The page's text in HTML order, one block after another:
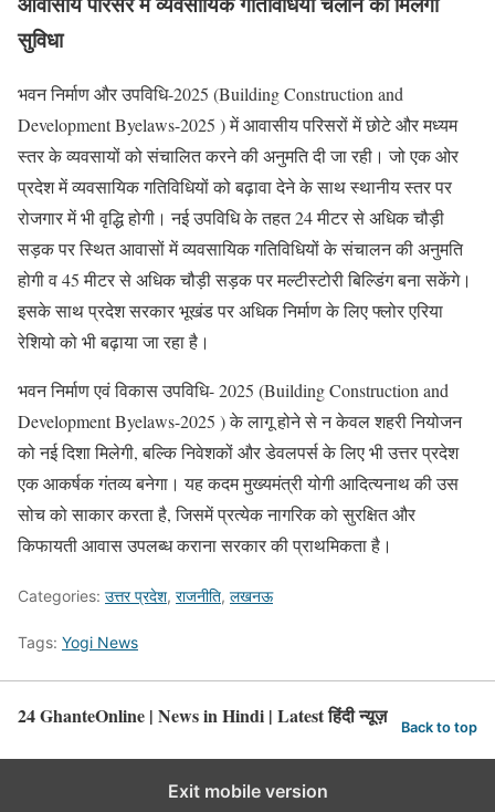
सुविधा
भवन निर्माण और उपविधि-2025 (Building Construction and
Development Byelaws-2025 ) में आवासीय परिसरों में छोटे और मध्यम
स्तर के व्यवसायों को संचालित करने की अनुमति दी जा रही। जो एक ओर
प्रदेश में व्यवसायिक गतिविधियों को बढ़ावा देने के साथ स्थानीय स्तर पर
रोजगार में भी वृद्धि होगी। नई उपविधि के तहत 24 मीटर से अधिक चौड़ी
सड़क पर स्थित आवासों में व्यवसायिक गतिविधियों के संचालन की अनुमति
होगी व 45 मीटर से अधिक चौड़ी सड़क पर मल्टीस्टोरी बिल्डिंग बना सकेंगे।
इसके साथ प्रदेश सरकार भूखंड पर अधिक निर्माण के लिए फ्लोर एरिया
रेशियो को भी बढ़ाया जा रहा है।
भवन निर्माण एवं विकास उपविधि- 2025 (Building Construction and
Development Byelaws-2025 ) के लागू होने से न केवल शहरी नियोजन
को नई दिशा मिलेगी, बल्कि निवेशकों और डेवलपर्स के लिए भी उत्तर प्रदेश
एक आकर्षक गंतव्य बनेगा। यह कदम मुख्यमंत्री योगी आदित्यनाथ की उस
सोच को साकार करता है, जिसमें प्रत्येक नागरिक को सुरक्षित और
किफायती आवास उपलब्ध कराना सरकार की प्राथमिकता है।
Categories: उत्तर प्रदेश, राजनीति, लखनऊ
Tags: Yogi News
24 GhanteOnline | News in Hindi | Latest हिंदी न्यूज़ Back to top
Exit mobile version